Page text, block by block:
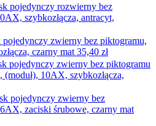
pojedynczy rozwierny bez
szybkozłącza, antracyt,
pojedynczy zwierny bez piktogramu,
czarny mat 35,40 zł
pojedynczy zwierny bez piktogramu
10AX, szybkozłącza,
pojedynczy zwierny bez
zaciski śrubowe, czarny mat